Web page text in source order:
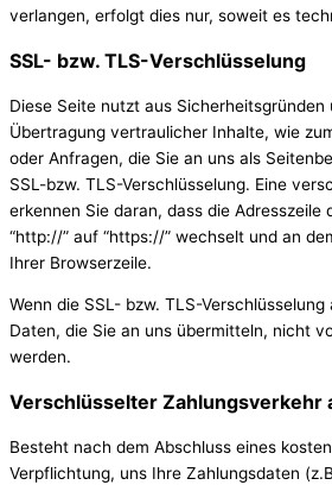
verlangen, erfolgt dies nur, soweit es
SSL- bzw. TLS-Verschlüsselung
Diese Seite nutzt aus Sicherheitsgründen
Übertragung vertraulicher Inhalte, wie
oder Anfragen, die Sie an uns als
SSL-bzw. TLS-Verschlüsselung. Eine
erkennen Sie daran, dass die Adresszeile
“http://” auf “https://” wechselt und an
Ihrer Browserzeile.
Wenn die SSL- bzw. TLS-
Daten, die Sie an uns übermitteln, nicht
werden.
Verschlüsselter Zahlungsverkehr
Besteht nach dem Abschluss eines
Verpflichtung, uns Ihre Zahlungsdaten